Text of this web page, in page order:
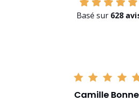
Basé sur 628
Camille